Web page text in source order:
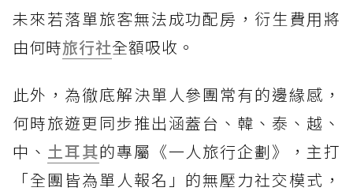
未來若落單旅客無法成功配房，衍生費用將
由何時旅行社全額吸收。
此外，為徹底解決單人參團常有的邊緣感，
何時旅遊更同步推出涵蓋台、韓、泰、越、
中、 土耳其的專屬《一人旅行企劃》，主打
「全團皆為單人報名」的無壓力社交模式，